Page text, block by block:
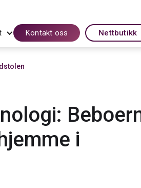
Kontakt oss Nettbutikk
i